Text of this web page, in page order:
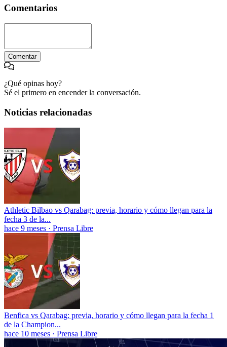
Comentarios
Comentar
¿Qué opinas hoy?
Sé el primero en encender la conversación.
Noticias relacionadas
Athletic Bilbao vs Qarabag: previa, horario y cómo llegan para la
fecha 3 de la...
hace 9 meses · Prensa Libre
Benfica vs Qarabag: previa, horario y cómo llegan para la fecha 1
de la Champion...
hace 10 meses · Prensa Libre